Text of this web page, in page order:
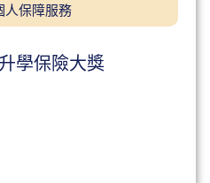
人保障服務
學保險大獎